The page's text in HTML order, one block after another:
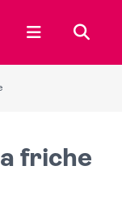
Ouvrir le
friche